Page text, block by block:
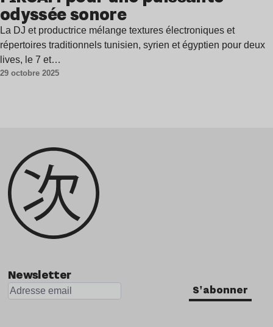
odyssée sonore
La DJ et productrice mélange textures électroniques et
répertoires traditionnels tunisien, syrien et égyptien pour deux
lives, le 7 et…
29 octobre 2025
Newsletter
S'abonner